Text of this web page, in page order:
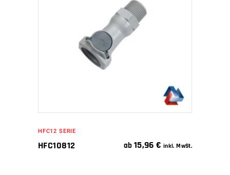
IN DEN WARENKORB
HFC12 SERIE
HFC10812 ab 15,96€ inkl. MwSt.